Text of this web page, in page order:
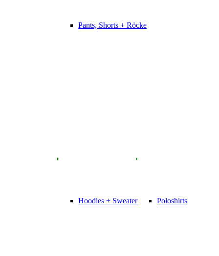
Pants, Shorts + Röcke
Hoodies + Sweater Poloshirts